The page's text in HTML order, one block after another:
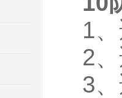
1
2
3